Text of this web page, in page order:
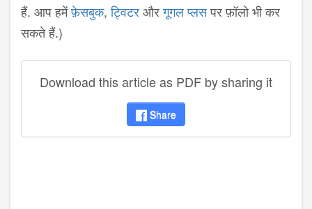
हैं. आप हमेंफ़ेसबुक,ट्विटरऔरगूगल प्लसपर फ़ॉलो भी कर
सकते हैं.)
Download this article as PDF by sharing it
Share